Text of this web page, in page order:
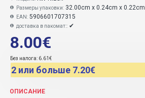
8.00€
Без налога: 6.61€
2 или больше 7.20€
Размеры упаковки: 32.00cm x 0.24cm x 0.22cm
EAN: 5906601707315
доставка в пакомат:: ✔
ОПИСАНИЕ